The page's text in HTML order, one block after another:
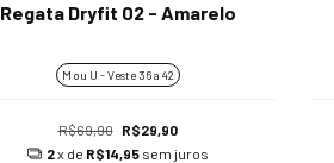
Regata Dryfit 02 - Amarelo
M ou U - Veste 36 a 42
R$69,90
R$29,90
2x de R$14,95 sem juros